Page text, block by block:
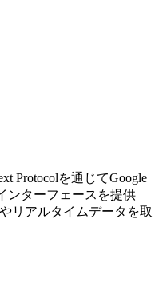
Protocolを通じてGoogle
ンターフェースを提供
リアルタイムデータを取